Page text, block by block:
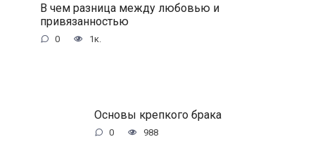
В чем разница между любовью и
привязанностью
0 1к.
Основы крепкого брака
0 988